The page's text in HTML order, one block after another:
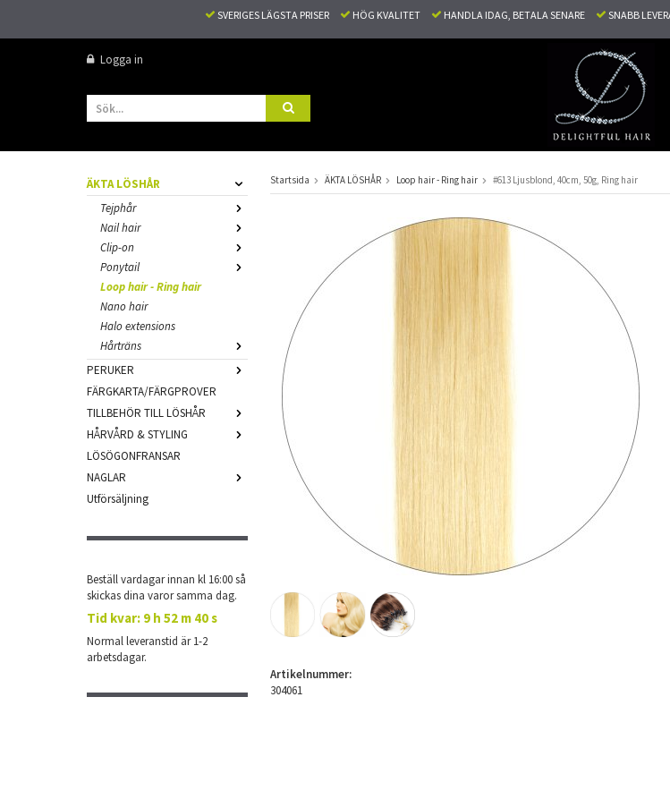
SVERIGES LÄGSTA PRISER HÖG KVALITET HANDLA IDAG, BETALA SENARE SNABB
Logga in
ÄKTA LÖSHÅR
Tejphår
Nail hair
Clip-on
Ponytail
Loop hair - Ring hair
Nano hair
Halo extensions
Hårträns
PERUKER
FÄRGKARTA/FÄRGPROVER
TILLBEHÖR TILL LÖSHÅR
HÅRVÅRD & STYLING
LÖSÖGONFRANSAR
NAGLAR
Utförsäljning
Beställ vardagar innan kl 16:00 så
skickas dina varor samma dag.
Tid kvar: 9 h 52 m 39 s
Normal leveranstid är 1-2
arbetsdagar.
Startsida ÄKTA LÖSHÅR Loop hair - Ring hair #613 Ljusblond, 40cm, 50g, Ring hair
Artikelnummer:
304061